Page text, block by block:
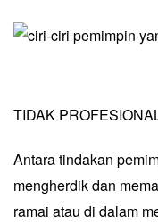
TIDAK
Antara tindakan
mengherdik dan
ramai atau di dalam